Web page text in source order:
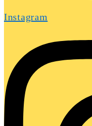
Instagram